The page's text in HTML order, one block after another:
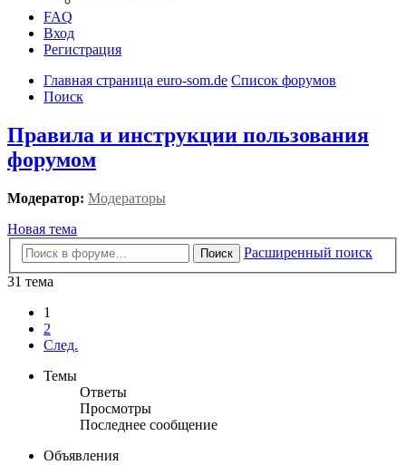
FAQ
Вход
Регистрация
Главная страница euro-som.de Список форумов
Поиск
Правила и инструкции пользования
форумом
Модератор: Модераторы
Новая тема
Поиск
Расширенный поиск
31 тема
1
2
След.
Темы
Ответы
Просмотры
Последнее сообщение
Объявления